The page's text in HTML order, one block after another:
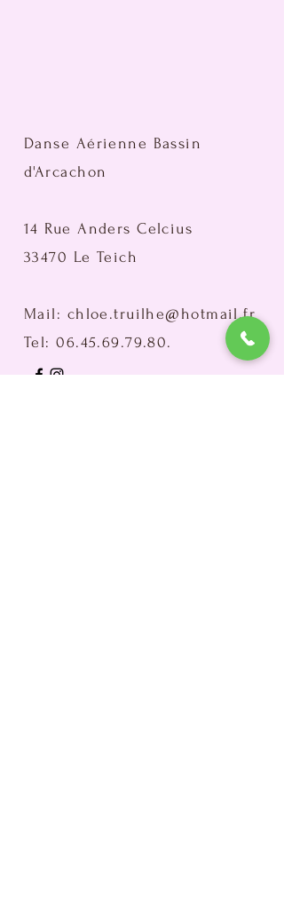
Danse Aérienne Bassin
d'Arcachon
14 Rue Anders Celcius
33470 Le Teich
Mail: chloe.truilhe@hotmail.fr
Tel:06.45.69.79.80.